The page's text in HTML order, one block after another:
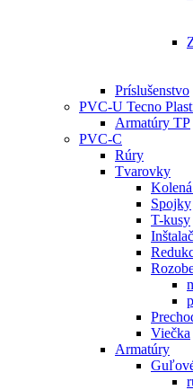
Príslušenstvo
PVC-U Tecno
Armatúry TP
PVC-C
Rúry
Tvarovky
Spojky
T-kusy
Viečka
Armatúry